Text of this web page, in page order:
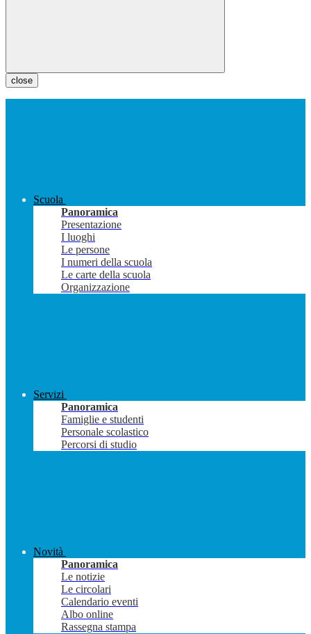
close
Scuola
Panoramica
Presentazione
I luoghi
Le persone
I numeri della scuola
Le carte della scuola
Organizzazione
Servizi
Panoramica
Famiglie e studenti
Personale scolastico
Percorsi di studio
Novità
Panoramica
Le notizie
Le circolari
Calendario eventi
Albo online
Rassegna stampa